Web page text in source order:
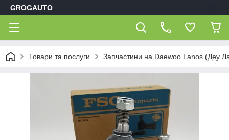
GROGAUTO
Товари та послуги Запчастини на Daewoo Lanos (Деу